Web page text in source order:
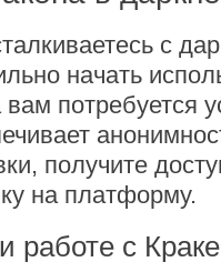
с
начать
потребуется
получите
на платформу.
работе с